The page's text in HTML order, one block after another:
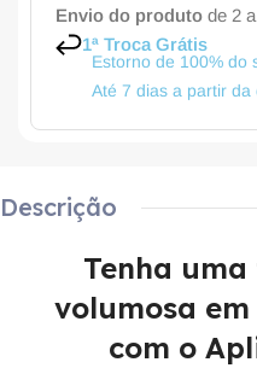
Envio do produto de 2
1ª Troca Grátis
Estorno de 100% do
Até 7 dias a partir
Descrição
Tenha
volumosa
com o